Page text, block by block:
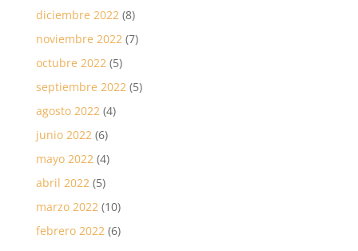
diciembre 2022(8)
noviembre 2022(7)
octubre 2022(5)
septiembre 2022(5)
agosto 2022(4)
junio 2022(6)
mayo 2022(4)
abril 2022(5)
marzo 2022(10)
febrero 2022(6)